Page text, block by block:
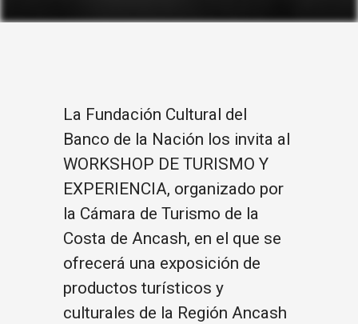
La Fundación Cultural del
Banco de la Nación los invita al
WORKSHOP DE TURISMO Y
EXPERIENCIA, organizado por
la Cámara de Turismo de la
Costa de Ancash, en el que se
ofrecerá una exposición de
productos turísticos y
culturales de la Región Ancash